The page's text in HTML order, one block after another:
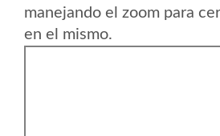
manejando el zoom para
en el mismo.